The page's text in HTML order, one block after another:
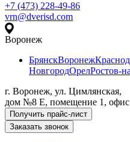
+7 (473) 228-49-86
vrn@dverisd.com
Воронеж
БрянскВоронеж
НовгородОрелРостов-
г. Воронеж, ул. Цимлянская,
дом №8 Е, помещение 1, офис
Получить прайс-лист
Заказать звонок